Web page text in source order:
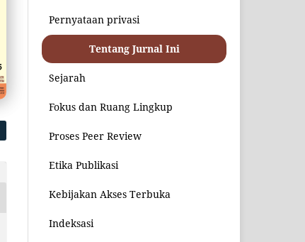
Pernyataan privasi
Tentang Jurnal Ini
Sejarah
Fokus dan Ruang Lingkup
Proses Peer Review
Etika Publikasi
Kebijakan Akses Terbuka
Indeksasi